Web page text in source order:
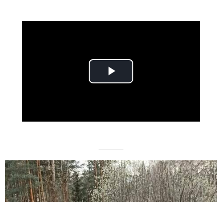
Play
––––––––––